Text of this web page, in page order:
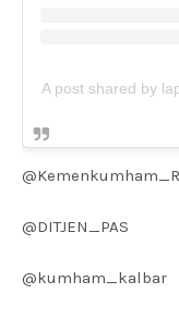
A post shared by
@DITJEN_PAS
@kumham_kalbar